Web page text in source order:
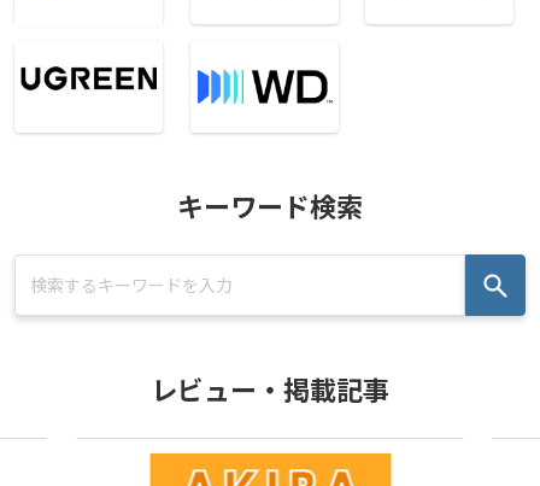
キーワード検索
レビュー・掲載記事